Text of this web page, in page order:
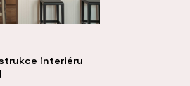
interiéru